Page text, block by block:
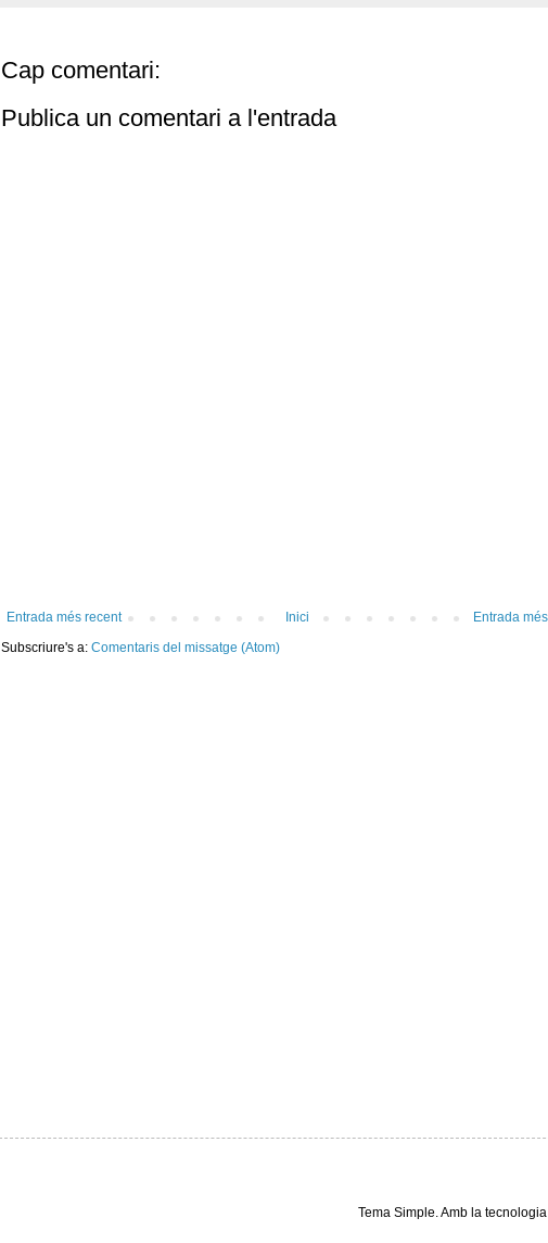
Cap comentari:
Publica un comentari a l'entrada
Entrada més recent Entrada
Inici
Subscriure's a: Comentaris del missatge (Atom)
Tema Simple. Amb la